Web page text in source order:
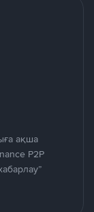
ақша
P2P